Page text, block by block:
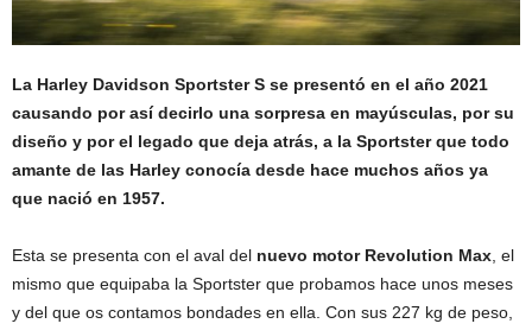
La Harley Davidson Sportster S se presentó en el año 2021
causando por así decirlo una sorpresa en mayúsculas, por su
diseño y por el legado que deja atrás, a la Sportster que todo
amante de las Harley conocía desde hace muchos años ya
que nació en 1957.
Esta se presenta con el aval del nuevo motor Revolution Max, el
mismo que equipaba la Sportster que probamos hace unos meses
y del que os contamos bondades en ella. Con sus 227 kg de peso,